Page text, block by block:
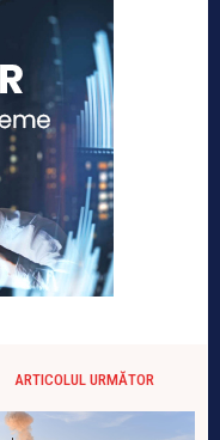
ARTICOLUL URMĂTOR